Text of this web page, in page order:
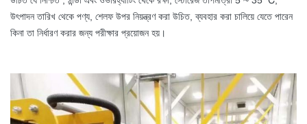
উৎপাদন তারিখ থেকে পণ্য, শেলফ উপর নিয়ন্ত্রণ করা উচিত, ব্যবহার করা চালিয়ে যেতে পারেন
কিনা তা নির্ধারণ করার জন্য পরীক্ষার প্রয়োজন হয়।